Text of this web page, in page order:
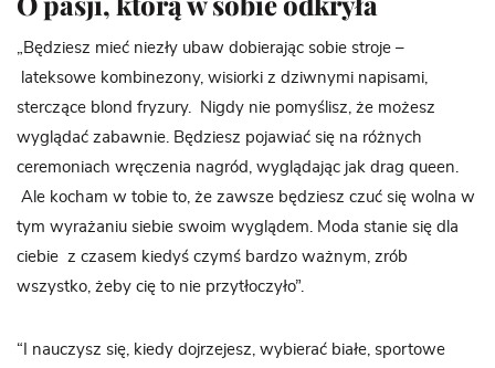
„Będziesz mieć niezły ubaw dobierając sobie stroje –
lateksowe kombinezony, wisiorki z dziwnymi napisami,
sterczące blond fryzury. Nigdy nie pomyślisz, że możesz
wyglądać zabawnie. Będziesz pojawiać się na różnych
ceremoniach wręczenia nagród, wyglądając jak drag queen.
Ale kocham w tobie to, że zawsze będziesz czuć się wolna w
tym wyrażaniu siebie swoim wyglądem. Moda stanie się dla
ciebie z czasem kiedyś czymś bardzo ważnym, zrób
wszystko, żeby cię to nie przytłoczyło”.
“I nauczysz się, kiedy dojrzejesz, wybierać białe, sportowe